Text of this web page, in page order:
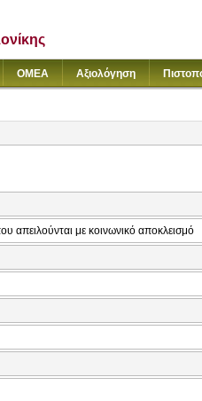
ΟΜΕΑ Αξιολόγηση
απειλούνται με κοινωνικό αποκλεισμό